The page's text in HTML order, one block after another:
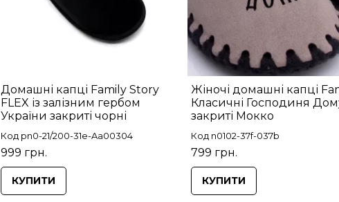
Домашні капці Family Story
FLEX із залізним гербом
України закриті чорні
Код pn0-21/200-31e-Aa00304
999 грн.
КУПИТИ
Жіночі домашні капці
Класичні Господиня
закриті Мокко
Код n0102-37f-037b
799 грн.
КУПИТИ